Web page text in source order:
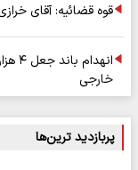
قوه قضائیه: آقای
خارجی
پربازدید ترین‌ها